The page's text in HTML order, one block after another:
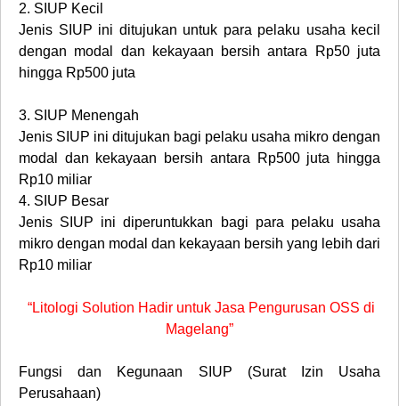
2. SIUP Kecil
Jenis SIUP ini ditujukan untuk para pelaku usaha kecil
dengan modal dan kekayaan bersih antara Rp50 juta
hingga Rp500 juta
3. SIUP Menengah
Jenis SIUP ini ditujukan bagi pelaku usaha mikro dengan
modal dan kekayaan bersih antara Rp500 juta hingga
Rp10 miliar
4. SIUP Besar
Jenis SIUP ini diperuntukkan bagi para pelaku usaha
mikro dengan modal dan kekayaan bersih yang lebih dari
Rp10 miliar
“Litologi Solution Hadir untuk Jasa Pengurusan OSS di
Magelang”
Fungsi dan Kegunaan SIUP (Surat Izin Usaha
Perusahaan)